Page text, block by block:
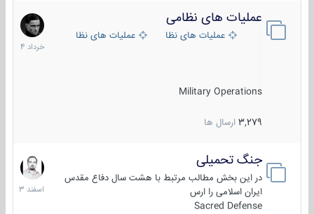
عملیات های نظامی
عملیات های نظامی ایرانعملیات های نظامی خارجی
Military Operations
3,279 ارسال ها
5
خرداد
1404
جنگ تحمیلی
در این بخش مطالب مرتبط با هشت سال دفاع مقدس
ایران اسلامی را ارس
Sacred Defense
20
اسفند
1403